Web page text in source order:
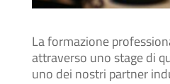
La formazione
attraverso uno stage di
uno dei nostri partner